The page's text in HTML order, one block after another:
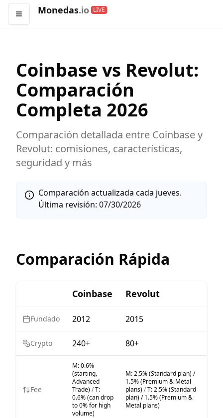
Abrir menú
Monedas.io LIVE
Coinbase vs Revolut:
Comparación
Completa 2026
Comparación detallada entre Coinbasey
Revolut: comisiones, características,
seguridad y más
Comparación actualizada cada jueves.
Última revisión: 07/30/2026
Comparación Rápida
Coinbase Revolut
Fundado 2012 2015
Crypto 240+ 80+
Fee
M:0.6%
(starting,
Advanced
Trade)/T:
0.6% (can drop
to 0% for high
volume)
M:2.5% (Standard plan) /
1.5% (Premium & Metal
plans)/T:2.5% (Standard
plan) / 1.5% (Premium &
Metal plans)